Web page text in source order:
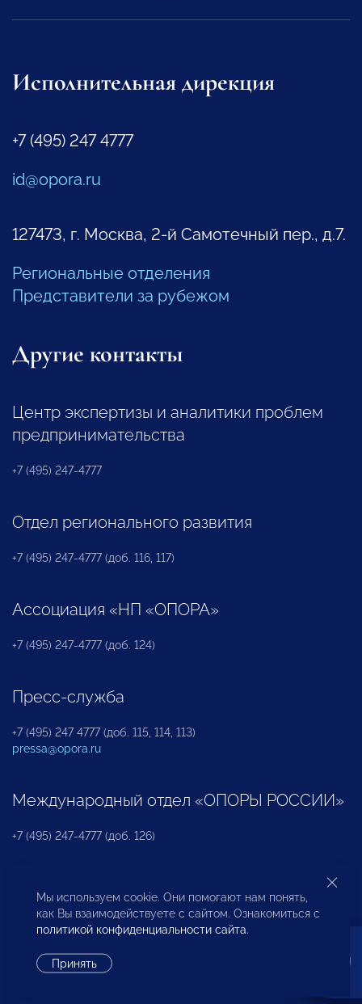
Исполнительная дирекция
+7 (495) 247 4777
id@opora.ru
127473, г. Москва, 2-й Самотечный пер., д.7.
Региональные отделения
Представители за рубежом
Другие контакты
Центр экспертизы и аналитики проблем
предпринимательства
+7 (495) 247-4777
Отдел регионального развития
+7 (495) 247-4777 (доб. 116, 117)
Ассоциация «НП «ОПОРА»
+7 (495) 247-4777 (доб. 124)
Пресс-служба
+7 (495) 247 4777 (доб. 115, 114, 113)
pressa@opora.ru
Международный отдел «ОПОРЫ РОССИИ»
+7 (495) 247-4777 (доб. 126)
Бюро по защите прав предпринимателей и
инвесторов
Мы используем cookie. Они помогают нам понять,
как Вы взаимодействуете с сайтом. Ознакомиться с
политикой конфиденциальности сайта.
Принять